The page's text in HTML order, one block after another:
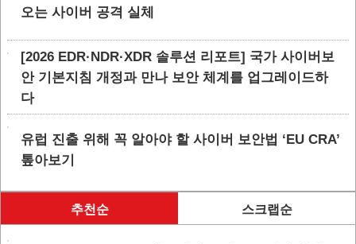
오는 사이버 공격 실체
[2026 EDR·NDR·XDR 솔루션 리포트] 국가 사이버보
안 기본지침 개정과 만나 보안 체계를 업그레이드하
다
유럽 진출 위해 꼭 알아야 할 사이버 보안법 ‘EU CRA’
톺아보기
추천순 스크랩순